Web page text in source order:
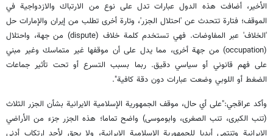
الأخير، أضافت هذه الدول عبارات تدل على نوع من الارتباك والازدواجية في
الموقف؛ فتارة تتحدث عن 'احتلال الجزر'، وتارة أخرى تطلب من إيران والإمارات حل
'الخلاف' عبر المفاوضات. فهي تستخدم كلمة خلاف (dispute) من جهة، واحتلال
(occupation) من جهة أخرى، مما يدل على أن موقفها غير متماسك وغير مبني
على فهم قانوني أو سياسي دقيق. ربما بسبب التسرع أو تحت تأثير جماعات
الضغط أو اللوبي وضعت عبارات دون دقة كافية".
وأكد عراقجي:"على أي حال، موقف الجمهورية الإسلامية الايرانية بشأن الجزر الثلاث
(تنب الكبرى، تنب الصغرى، وابوموسى) واضح تماما؛ هذه الجزر جزء من الأراضي
الإيرانية وتنتمي أبديا للجمهورية الإسلامية الايرانية، ولا يحق لأحد ارتكاب أدنى